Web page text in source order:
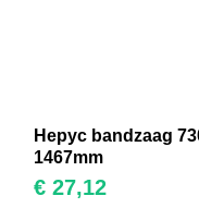
Hepyc bandzaag
1467mm
€ 27,12